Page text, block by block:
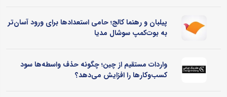
پیلبان و رهنما کالج؛ حامی استعدادها برای ورود آسان‌تر
به بوت‌کمپ سوشال مدیا
واردات مستقیم از چین؛ چگونه حذف واسطه‌ها سود
کسب‌وکارها را افزایش می‌دهد؟